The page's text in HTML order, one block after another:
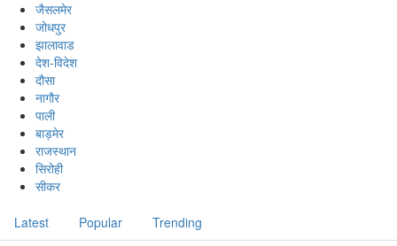
जैसलमेर
जोधपुर
झालावाड
देश-विदेश
दौसा
नागौर
पाली
बाड़मेर
राजस्थान
सिरोही
सीकर
Latest Popular Trending